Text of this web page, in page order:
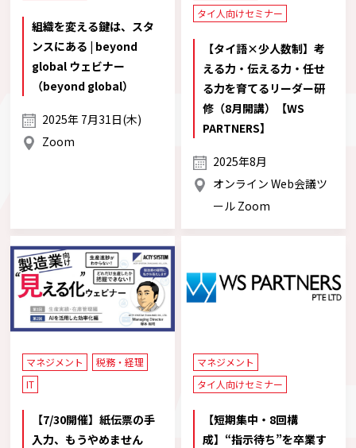
組織を変える鍵は、スタ
ンスにある | beyond
global ウェビナー
（beyond global）
2025年 7月31日(木)
Zoom
タイ人向けセミナー
【タイ語×少人数制】考
える力・伝える力・任せ
る力を育てるリーダー研
修（8月開講）【WS
PARTNERS】
2025年8月
オンライン Web会議ツ
ール Zoom
マネジメント
税務・経理
IT
【7/30開催】紙伝票の手
入力、もうやめません
マネジメント
タイ人向けセミナー
【短期集中・8回構
成】“指示待ち”を卒業す